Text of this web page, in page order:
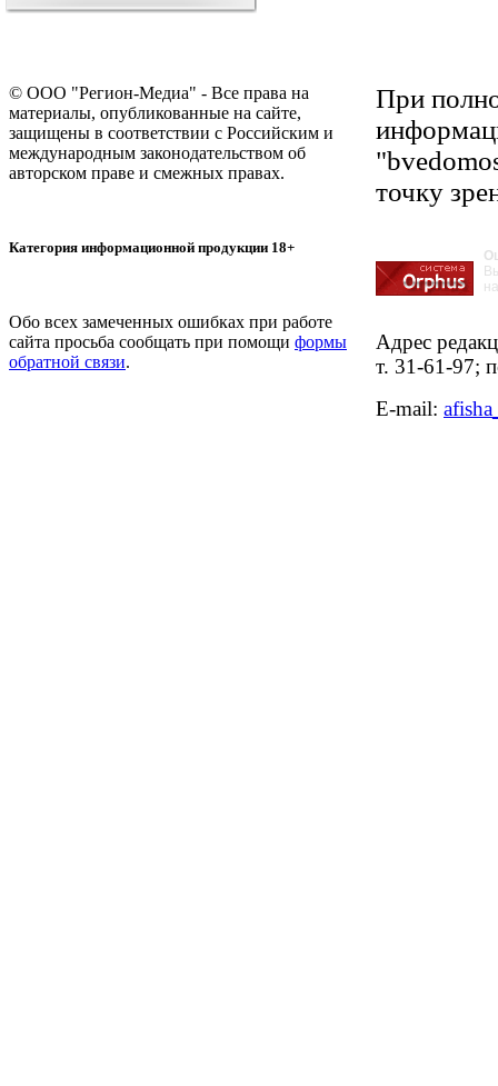
© ООО "Регион-Медиа" - Все права на
материалы, опубликованные на сайте,
защищены в соответствии с Российским и
международным законодательством об
авторском праве и смежных правах.
Категория информационной продукции 18+
При
точку
Обо всех замеченных ошибках при работе
сайта просьба сообщать при помощи формы
обратной связи.
Адрес
т. 31-61-97;
E-mail: